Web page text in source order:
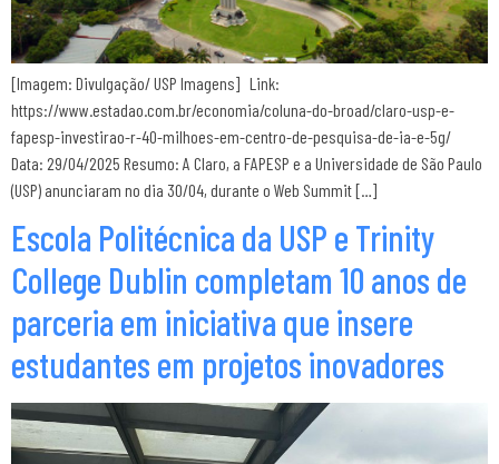
[Imagem: Divulgação/ USP Imagens] Link:
https://www.estadao.com.br/economia/coluna-do-broad/claro-usp-e-
fapesp-investirao-r-40-milhoes-em-centro-de-pesquisa-de-ia-e-5g/
Data: 29/04/2025 Resumo: A Claro, a FAPESP e a Universidade de São Paulo
(USP) anunciaram no dia 30/04, durante o Web Summit […]
Escola Politécnica da USP e Trinity
College Dublin completam 10 anos de
parceria em iniciativa que insere
estudantes em projetos inovadores